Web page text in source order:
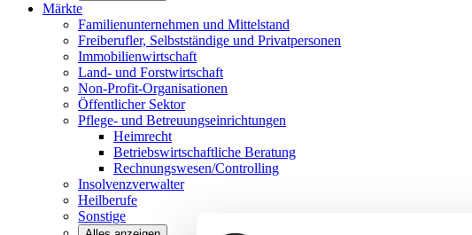
Märkte
Familienunternehmen und Mittelstand
Freiberufler, Selbstständige und Privatpersonen
Immobilienwirtschaft
Land- und Forstwirtschaft
Non-Profit-Organisationen
Öffentlicher Sektor
Pflege- und Betreuungseinrichtungen
Heimrecht
Betriebswirtschaftliche Beratung
Rechnungswesen/Controlling
Insolvenzverwalter
Heilberufe
Sonstige